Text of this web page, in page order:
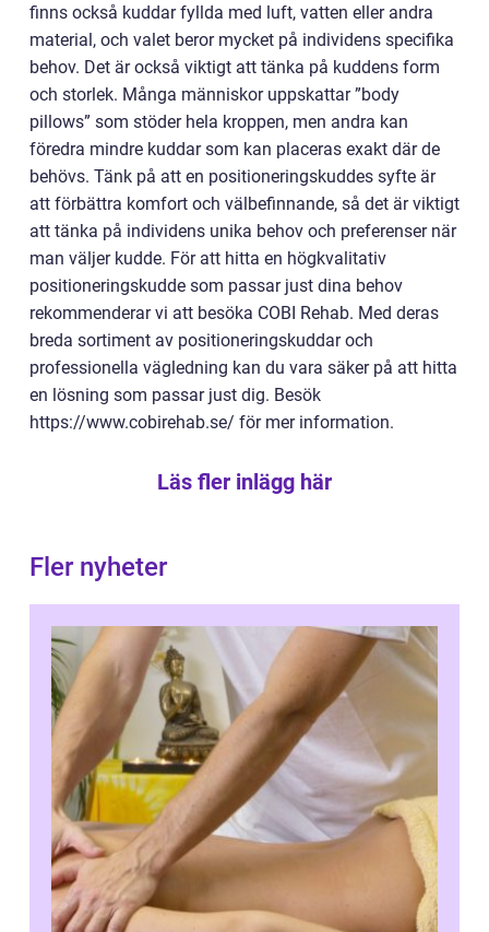
finns också kuddar fyllda med luft, vatten eller andra
material, och valet beror mycket på individens specifika
behov. Det är också viktigt att tänka på kuddens form
och storlek. Många människor uppskattar ”body
pillows” som stöder hela kroppen, men andra kan
föredra mindre kuddar som kan placeras exakt där de
behövs. Tänk på att en positioneringskuddes syfte är
att förbättra komfort och välbefinnande, så det är viktigt
att tänka på individens unika behov och preferenser när
man väljer kudde. För att hitta en högkvalitativ
positioneringskudde som passar just dina behov
rekommenderar vi att besöka COBI Rehab. Med deras
breda sortiment av positioneringskuddar och
professionella vägledning kan du vara säker på att hitta
en lösning som passar just dig. Besök
https://www.cobirehab.se/ för mer information.
Läs fler inlägg här
Fler nyheter